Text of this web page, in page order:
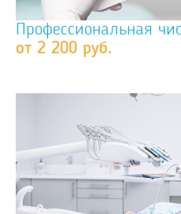
Профессиональная
от 2 200 руб.